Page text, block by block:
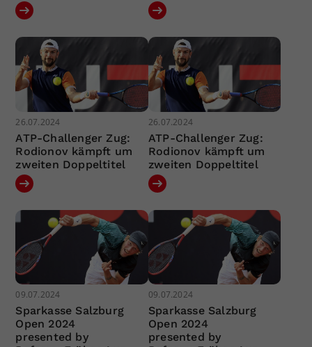
26.07.2024
ATP-Challenger Zug:
Rodionov kämpft um
zweiten Doppeltitel
26.07.2024
ATP-Challenger Zug:
Rodionov kämpft um
zweiten Doppeltitel
09.07.2024
Sparkasse Salzburg
Open 2024
presented by
09.07.2024
Sparkasse Salzburg
Open 2024
presented by